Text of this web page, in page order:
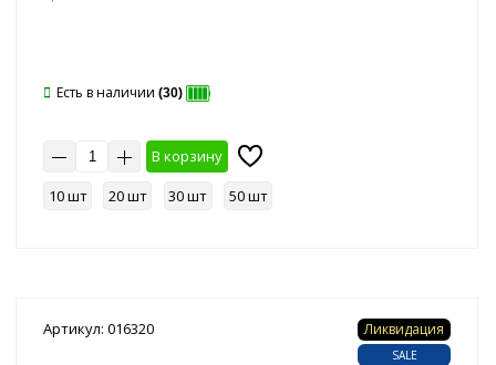
Есть в наличии (30)
В корзину
10 шт
20 шт 30 шт 50 шт
Артикул: 016320 Ликвидация
SALE